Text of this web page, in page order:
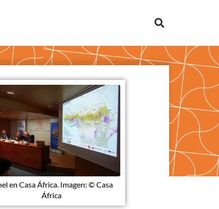
en Casa África. Imagen: © Casa
África